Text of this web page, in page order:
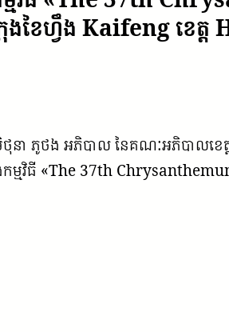
ខៃហ្វឹង Kaifeng ខេត្ត
ថុនា ភូថង អភិបាល នៃគណៈអភិបា
កម្មវិធី «The 37th